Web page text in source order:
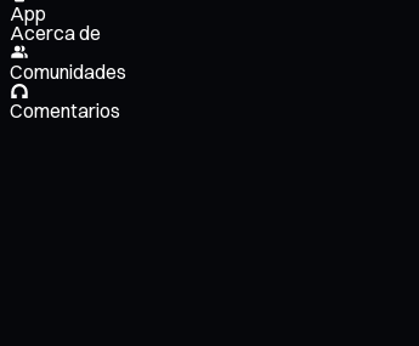
App
Acerca de
Comunidades
Comentarios